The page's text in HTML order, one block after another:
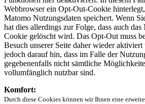
Webbrowser ein Opt-Out-Cookie
Matomo Nutzungsdaten speichert. Wenn
hat dies allerdings zur Folge, dass auch
Cookie gelöscht wird. Das Opt-Out muss
Besuch unserer Seite daher wieder
jedoch darauf hin, dass im Falle der
gegebenenfalls nicht sämtliche
vollumfänglich nutzbar sind.
Komfort:
Durch diese Cookies können wir Ihnen eine